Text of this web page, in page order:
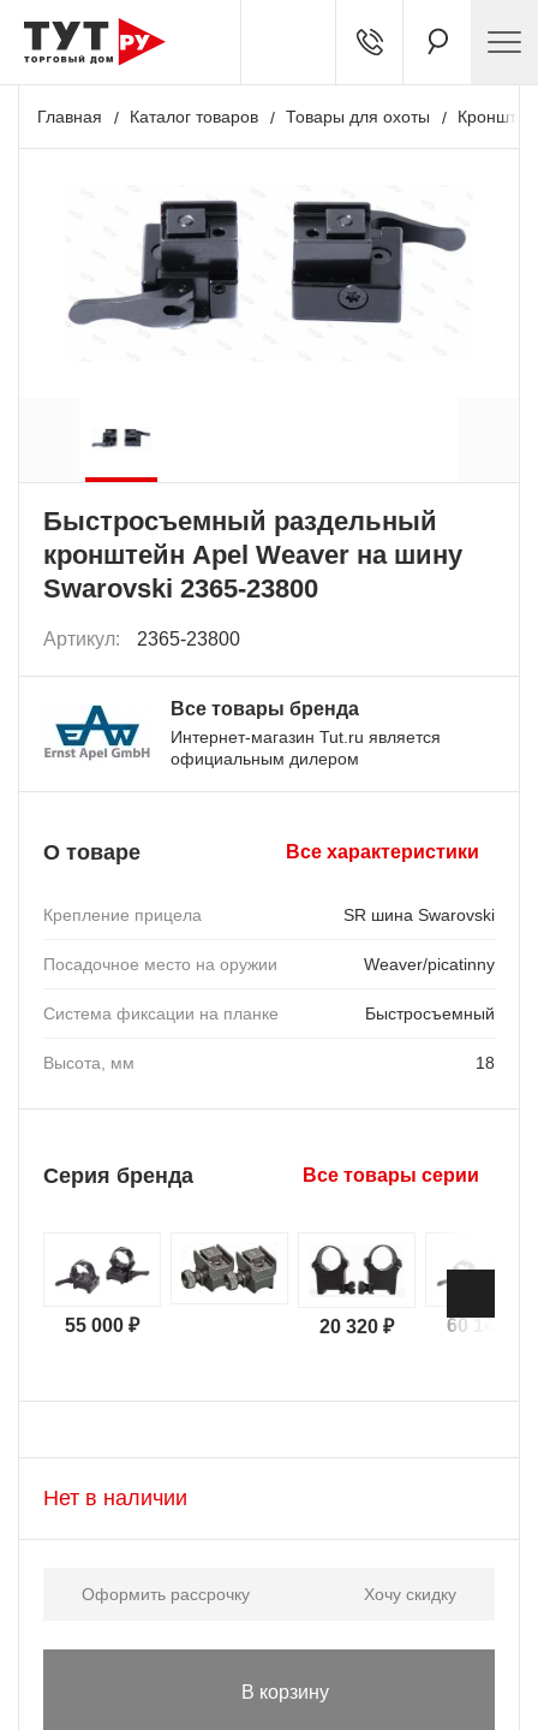
Главная Каталог товаров Товары для охоты
Быстросъемный раздельный
кронштейн Apel Weaver на шину
Swarovski 2365-23800
Артикул: 2365-23800
Все товары бренда
Интернет-магазин Tut.ru является
официальным дилером
О товаре Все характеристики
Крепление прицела SR шина Swarovski
Посадочное место на оружии Weaver/picatinny
Система фиксации на планке Быстросъемный
Высота, мм 18
Серия бренда Все товары серии
55 000 ₽ 20 320 ₽ 60 140 ₽
Нет в наличии
Оформить рассрочку Хочу скидку
В корзину